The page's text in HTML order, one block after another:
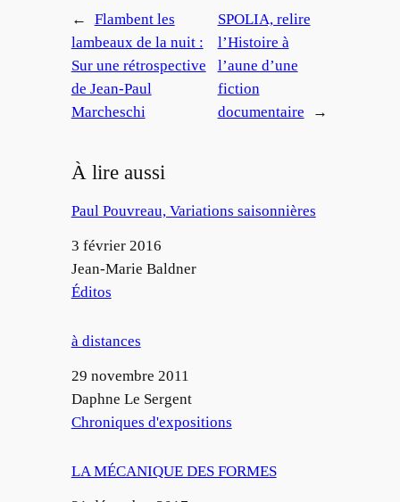
←
Flambent les
lambeaux de la nuit :
Sur une rétrospective
de Jean-Paul
Marcheschi
SPOLIA, relire
l’Histoire à
l’aune d’une
fiction
documentaire
→
À lire aussi
Paul Pouvreau, Variations saisonnières
Date
3 février 2016
Auteur
Jean-Marie Baldner
Par rapport à
Éditos
à distances
Date
29 novembre 2011
Auteur
Daphne Le Sergent
Par rapport à
Chroniques d'expositions
LA MÉCANIQUE DES FORMES